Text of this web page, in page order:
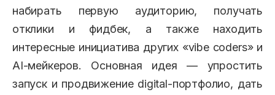
набирать первую аудиторию, получать
отклики и фидбек, а также находить
интересные инициатива других «vibe coders» и
AI-мейкеров. Основная идея — упростить
запуск и продвижение digital-портфолио, дать